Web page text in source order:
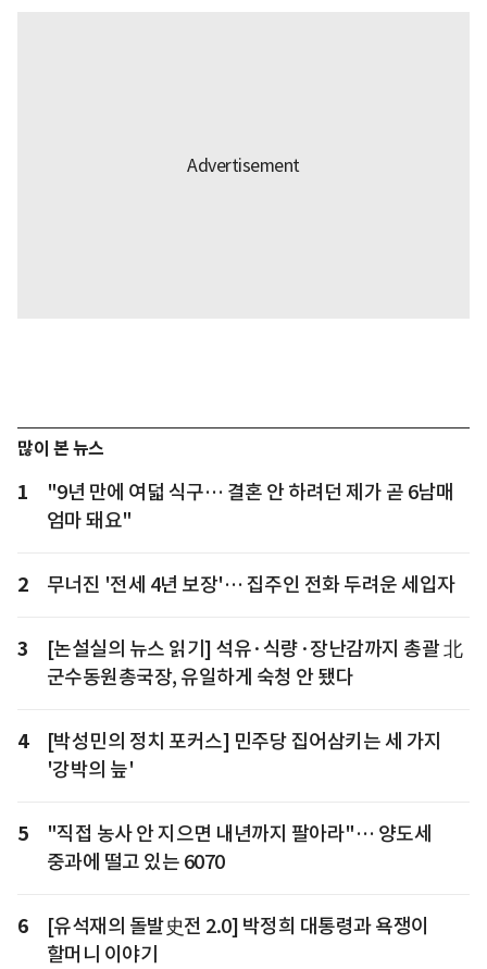
많이 본 뉴스
1
"9년 만에 여덟 식구… 결혼 안 하려던 제가 곧 6남매
엄마 돼요"
2 무너진 '전세 4년 보장'… 집주인 전화 두려운 세입자
3
[논설실의 뉴스 읽기] 석유·식량·장난감까지 총괄 北
군수동원총국장, 유일하게 숙청 안 됐다
4
[박성민의 정치 포커스] 민주당 집어삼키는 세 가지
'강박의 늪'
5
"직접 농사 안 지으면 내년까지 팔아라"… 양도세
중과에 떨고 있는 6070
6
[유석재의 돌발史전 2.0] 박정희 대통령과 욕쟁이
할머니 이야기